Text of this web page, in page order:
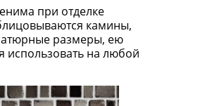
при отделке
камины,
размеры, ею
использовать на любой